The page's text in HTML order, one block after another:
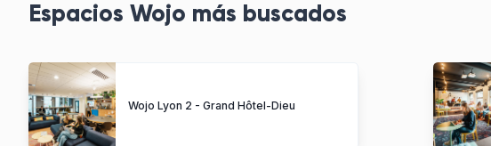
Espacios Wojo más buscados
Wojo Lyon 2 - Grand Hôtel-Dieu